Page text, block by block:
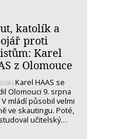
katolík a
proti
Karel
z Olomouce
Karel HAAS se
Olomouci 9. srpna
V mládí působil velmi
ve skautingu. Poté,
učitelský…